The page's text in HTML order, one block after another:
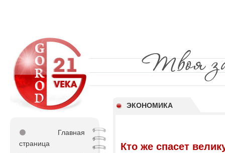
ЭКОНОМИКА
⚫
Главная
страница
Кто же спасет